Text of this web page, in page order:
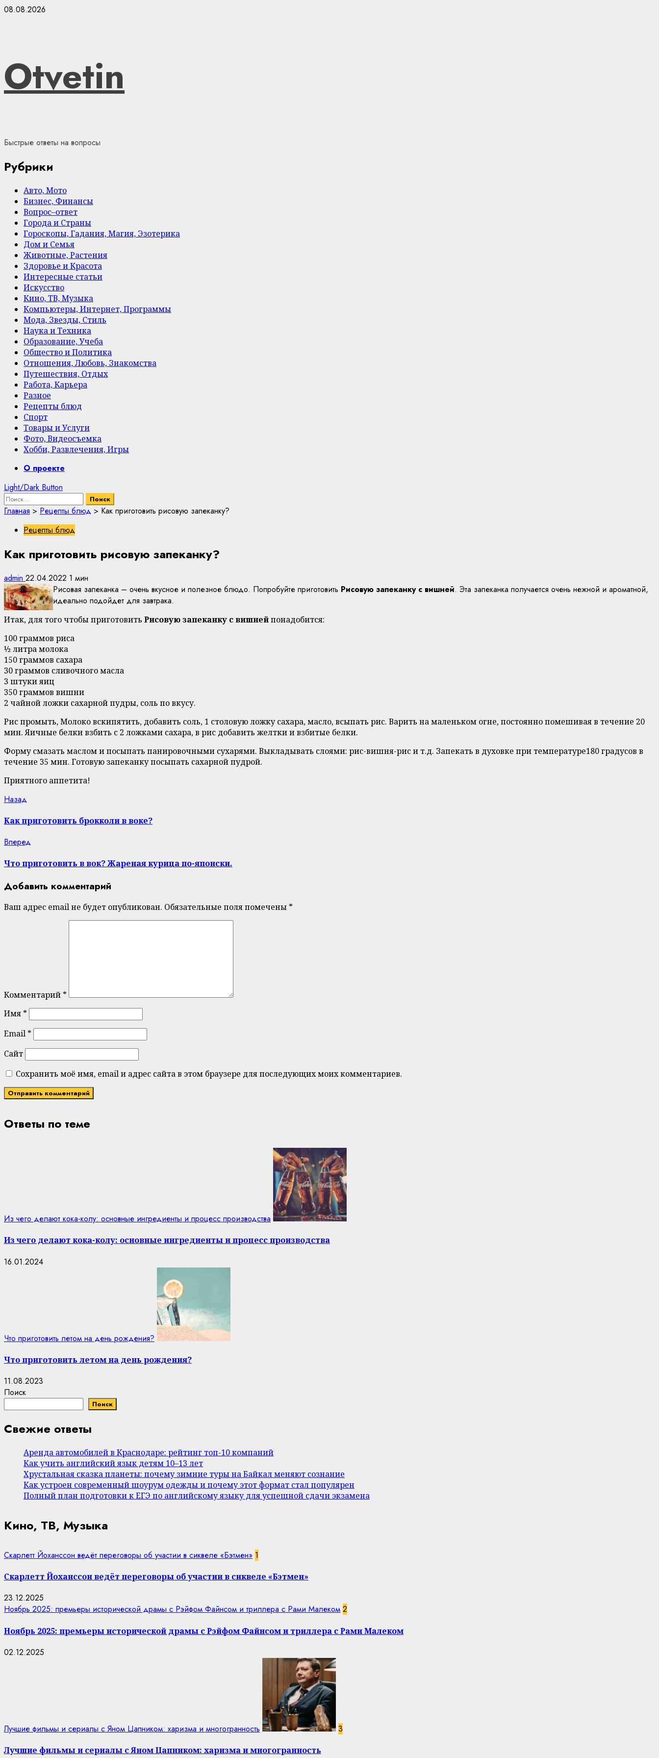
Skip
08.08.2026
Otvetin
Быстрые ответы на вопросы
Рубрики
Авто, Мото
Бизнес, Финансы
Вопрос–ответ
Города и Страны
Гороскопы, Гадания, Магия, Эзотерика
Дом и Семья
Животные, Растения
Здоровье и Красота
Интересные статьи
Искусство
Кино, ТВ, Музыка
Компьютеры, Интернет, Программы
Мода, Звезды, Стиль
Наука и Техника
Образование, Учеба
Общество и Политика
Отношения, Любовь, Знакомства
Путешествия, Отдых
Работа, Карьера
Разное
Рецепты блюд
Спорт
Товары и Услуги
Фото, Видеосъемка
Хобби, Развлечения, Игры
PrimaryО проекте
Light/Dark Button
Найти:
Главная > Рецепты блюд > Как приготовить рисовую запеканку?
Рецепты блюд
Как приготовить рисовую запеканку?
admin 22.04.2022 1 мин
Рисовая запеканка – очень вкусное и полезное блюдо. Попробуйте приготовить Рисовую запеканку с вишней. Эта запеканка получается очень нежной и ароматной,
идеально подойдет для завтрака.
Итак, для того чтобы приготовить Рисовую запеканку с вишнейпонадобится:
100 граммов риса
½ литра молока
150 граммов сахара
30 граммов сливочного масла
3 штуки яиц
350 граммов вишни
2 чайной ложки сахарной пудры, соль по вкусу.
Рис промыть, Молоко вскипятить, добавить соль, 1 столовую ложку сахара, масло, всыпать рис. Варить на маленьком огне, постоянно помешивая в течение 20
мин. Яичные белки взбить с 2 ложками сахара, в рис добавить желтки и взбитые белки.
Форму смазать маслом и посыпать панировочными сухарями. Выкладывать слоями: рис-вишня-рис и т.д. Запекать в духовке при температуре180 градусов в
течение 35 мин. Готовую запеканку посыпать сахарной пудрой.
Приятного аппетита!
Continue
Reading
Назад
Как приготовить брокколи в воке?
Вперед
Что приготовить в вок? Жареная курица по-японски.
Добавить комментарий
Ваш адрес email не будет опубликован. Обязательные поля помечены *
Комментарий *
Имя *
Email *
Сайт
Сохранить моё имя, email и адрес сайта в этом браузере для последующих моих комментариев.
Ответы по теме
Из чего делают кока-колу: основные ингредиенты и процесс производства
Из чего делают кока-колу: основные ингредиенты и процесс производства
16.01.2024
Что приготовить летом на день рождения?
Что приготовить летом на день рождения?
11.08.2023
Поиск
Поиск
Свежие ответы
Аренда автомобилей в Краснодаре: рейтинг топ-10 компаний
Как учить английский язык детям 10–13 лет
Хрустальная сказка планеты: почему зимние туры на Байкал меняют сознание
Как устроен современный шоурум одежды и почему этот формат стал популярен
Полный план подготовки к ЕГЭ по английскому языку для успешной сдачи экзамена
Кино, ТВ, Музыка
Скарлетт Йоханссон ведёт переговоры об участии в сиквеле «Бэтмен» 1
Скарлетт Йоханссон ведёт переговоры об участии в сиквеле «Бэтмен»
23.12.2025
Ноябрь 2025: премьеры исторической драмы с Рэйфом Файнсом и триллера с Рами Малеком 2
Ноябрь 2025: премьеры исторической драмы с Рэйфом Файнсом и триллера с Рами Малеком
02.12.2025
Лучшие фильмы и сериалы с Яном Цапником: харизма и многогранность 3
Лучшие фильмы и сериалы с Яном Цапником: харизма и многогранность